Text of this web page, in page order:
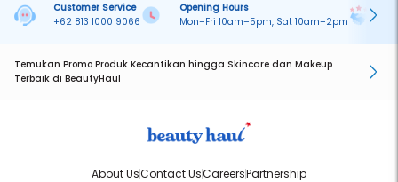
Customer Service
+62 813 1000 9066
Opening Hours
Mon–Fri 10am–5pm, Sat 10am–2pm
Temukan Promo Produk Kecantikan hingga Skincare dan Makeup
Terbaik di BeautyHaul
About UsContact UsCareersPartnership